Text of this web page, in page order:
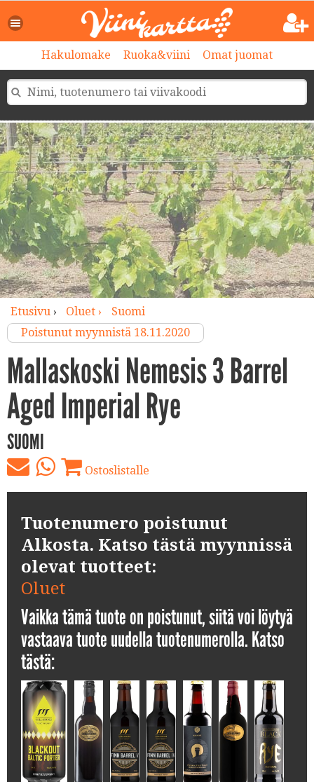
Hakulomake Ruoka&viini Omat juomat
Etusivu› Oluet ›
Suomi
Poistunut myynnistä 18.11.2020
Mallaskoski Nemesis 3 Barrel
Aged Imperial Rye
SUOMI
Ostoslistalle
Tuotenumero poistunut
Alkosta. Katso tästä myynnissä
olevat tuotteet:
Oluet
Vaikka tämä tuote on poistunut, siitä voi löytyä
vastaava tuote uudella tuotenumerolla. Katso
tästä: